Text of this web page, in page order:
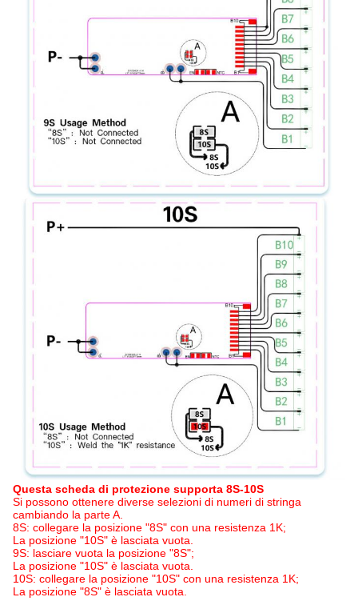
Questa scheda di protezione supporta 8S-10S
Si possono ottenere diverse selezioni di numeri di stringa
cambiando la parte A.
8S: collegare la posizione "8S" con una resistenza 1K;
La posizione "10S" è lasciata vuota.
9S: lasciare vuota la posizione "8S";
La posizione "10S" è lasciata vuota.
10S: collegare la posizione "10S" con una resistenza 1K;
La posizione "8S" è lasciata vuota.